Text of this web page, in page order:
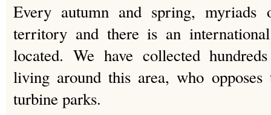
Every autumn and spring, myriads
territory and there is an
located. We have collected
living around this area, who
turbine parks.